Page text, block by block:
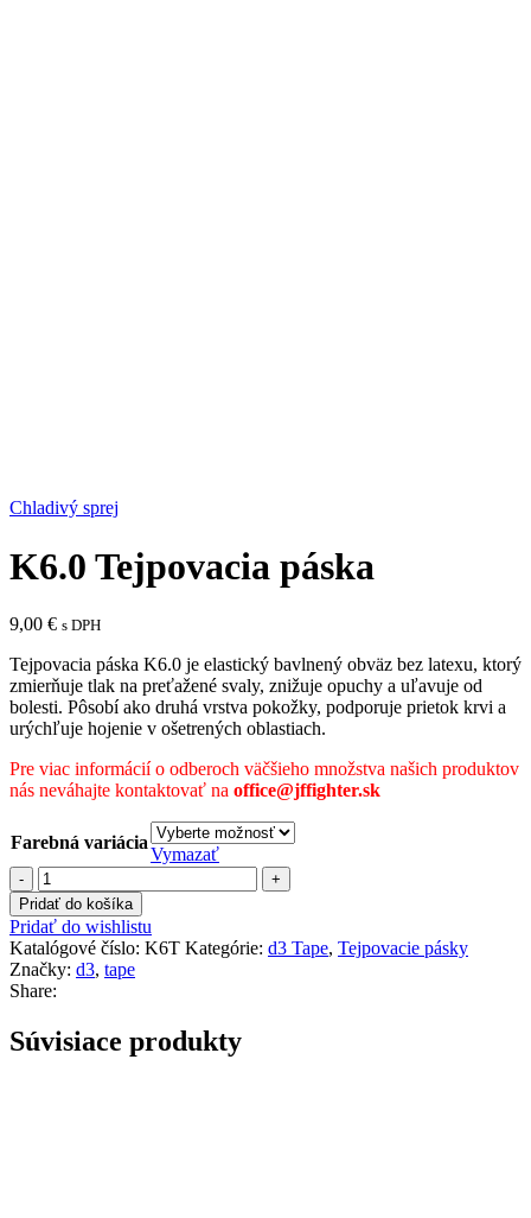
Chladivý sprej
K6.0 Tejpovacia páska
9,00 € s DPH
Tejpovacia páska K6.0 je elastický bavlnený obväz bez latexu, ktorý
zmierňuje tlak na preťažené svaly, znižuje opuchy a uľavuje od
bolesti. Pôsobí ako druhá vrstva pokožky, podporuje prietok krvi a
urýchľuje hojenie v ošetrených oblastiach.
Pre viac informácií o odberoch väčšieho množstva našich produktov
nás neváhajte kontaktovať na office@jffighter.sk
Farebná variácia
Vymazať
množstvo
K6.0
Tejpovacia
páska
Pridať do košíka
Pridať do wishlistu
Katalógové číslo: K6T Kategórie: d3 Tape, Tejpovacie pásky
Značky: d3, tape
Share:
Súvisiace produkty